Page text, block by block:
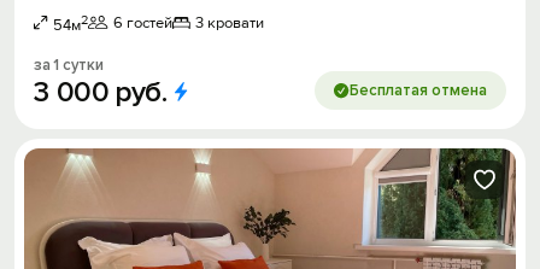
54м2 6 гостей 3 кровати
за 1 сутки
3 000 руб. Бесплатая отмена